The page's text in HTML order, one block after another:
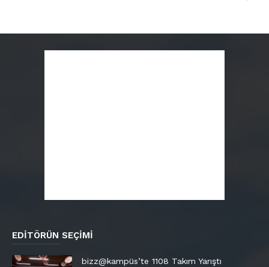
EDITÖRÜN SEÇIMI
bizz@kampüs’te 1108 Takım Yarıştı